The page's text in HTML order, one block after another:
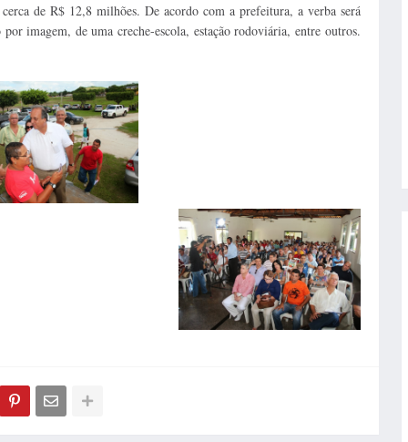
de R$ 12,8 milhões. De acordo com a prefeitura, a verba será
imagem, de uma creche-escola, estação rodoviária, entre outros.